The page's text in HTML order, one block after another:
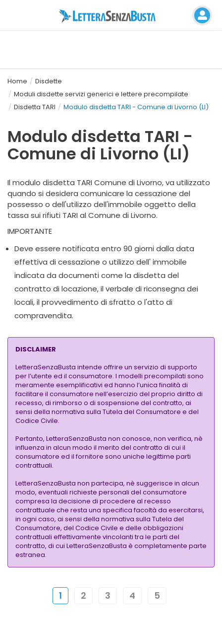
Home
Disdette
Moduli disdette servizi generici e lettere precompilate
Disdetta TARI
Modulo disdetta TARI - Comune di Livorno (LI)
Modulo disdetta TARI -
Comune di Livorno (LI)
Il modulo disdetta TARI Comune di Livorno, va utilizzato
quando si desidera comunicare la cessazione del
possesso o dell'utilizzo dell'immobile oggetto della
tassa sui rifiuti TARI al Comune di Livorno.
IMPORTANTE
Deve essere notificata entro 90 giorni dalla data
effettiva di cessazione o utilizzo dell' immobile
indicata da documenti come la disdetta del
contratto di locazione, il verbale di riconsegna dei
locali, il provvedimento di sfratto o l'atto di
compravendita.
DISCLAIMER
LetteraSenzaBusta intende offrire un servizio di supporto
per l’utente ed il consumatore. I modelli precompilati sono
meramente esemplificativi ed hanno l’unica finalità di
facilitare il consumatore nell’esercizio del proprio diritto di
recesso, di rimborso o di sospensione del contratto, ai
sensi della normativa sulla Tutela del Consumatore e del
Codice Civile.
Pertanto, LetteraSenzaBusta non conosce, non verifica, nè
influenza in alcun modo il merito del contratto di cui il
consumatore ed il fornitore sono uniche legittime parti
contrattuali.
LetteraSenzaBusta non partecipa, nè suggerisce in alcun
modo, eventuali richieste personali del consumatore
compresa la decisione di procedere al recesso
contrattuale che resta una specifica facoltà da esercitarsi,
in ogni caso, ai sensi della normativa sulla Tutela del
Consumatore, del Codice Civile e delle obbligazioni
contrattuali effettivamente vincolanti tra le parti del
contratto, di cui LetteraSenzaBusta è completamente parte
estranea.
1 2 3 4 5